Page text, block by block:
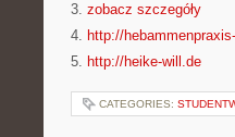
3. zobacz szczegóły
4. http://
5. http://heike-will.de
CATEGORIES: